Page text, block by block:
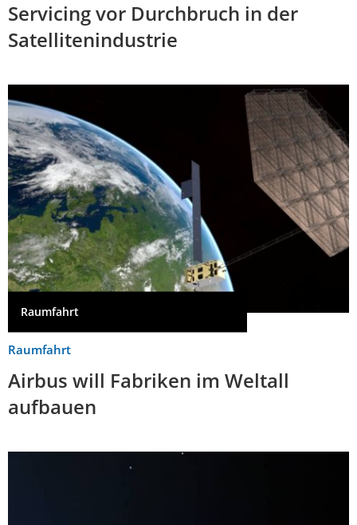
Servicing vor Durchbruch in der
Satellitenindustrie
Raumfahrt
Raumfahrt
Airbus will Fabriken im Weltall
aufbauen